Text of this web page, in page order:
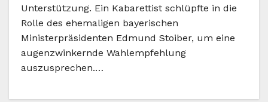
Unterstützung. Ein Kabarettist schlüpfte in die
Rolle des ehemaligen bayerischen
Ministerpräsidenten Edmund Stoiber, um eine
augenzwinkernde Wahlempfehlung
auszusprechen.…